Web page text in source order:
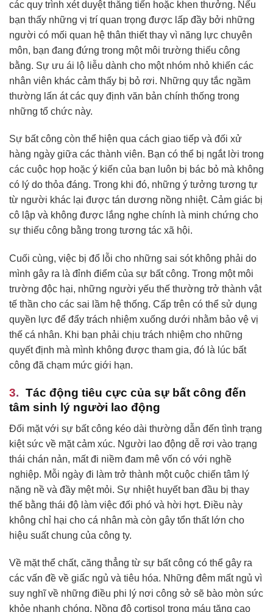
các quy trình xét duyệt thăng tiến hoặc khen thưởng. Nếu
bạn thấy những vị trí quan trọng được lấp đầy bởi những
người có mối quan hệ thân thiết thay vì năng lực chuyên
môn, bạn đang đứng trong một môi trường thiếu công
bằng. Sự ưu ái lộ liễu dành cho một nhóm nhỏ khiến các
nhân viên khác cảm thấy bị bỏ rơi. Những quy tắc ngầm
thường lấn át các quy định văn bản chính thống trong
những tổ chức này.
Sự bất công còn thể hiện qua cách giao tiếp và đối xử
hàng ngày giữa các thành viên. Bạn có thể bị ngắt lời trong
các cuộc họp hoặc ý kiến của bạn luôn bị bác bỏ mà không
có lý do thỏa đáng. Trong khi đó, những ý tưởng tương tự
từ người khác lại được tán dương nồng nhiệt. Cảm giác bị
cô lập và không được lắng nghe chính là minh chứng cho
sự thiếu công bằng trong tương tác xã hội.
Cuối cùng, việc bị đổ lỗi cho những sai sót không phải do
mình gây ra là đỉnh điểm của sự bất công. Trong một môi
trường độc hại, những người yếu thế thường trở thành vật
tế thần cho các sai lầm hệ thống. Cấp trên có thể sử dụng
quyền lực để đẩy trách nhiệm xuống dưới nhằm bảo vệ vị
thế cá nhân. Khi bạn phải chịu trách nhiệm cho những
quyết định mà mình không được tham gia, đó là lúc bất
công đã chạm mức giới hạn.
Tác động tiêu cực của sự bất công đến
tâm sinh lý người lao động
Đối mặt với sự bất công kéo dài thường dẫn đến tình trạng
kiệt sức về mặt cảm xúc. Người lao động dễ rơi vào trạng
thái chán nản, mất đi niềm đam mê vốn có với nghề
nghiệp. Mỗi ngày đi làm trở thành một cuộc chiến tâm lý
nặng nề và đầy mệt mỏi. Sự nhiệt huyết ban đầu bị thay
thế bằng thái độ làm việc đối phó và hời hợt. Điều này
không chỉ hại cho cá nhân mà còn gây tổn thất lớn cho
hiệu suất chung của công ty.
Về mặt thể chất, căng thẳng từ sự bất công có thể gây ra
các vấn đề về giấc ngủ và tiêu hóa. Những đêm mất ngủ vì
suy nghĩ về những điều phi lý nơi công sở sẽ bào mòn sức
khỏe nhanh chóng. Nồng độ cortisol trong máu tăng cao